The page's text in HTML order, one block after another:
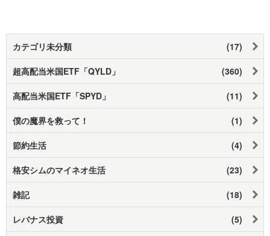
カテゴリ未分類 (17)
超高配当米国ETF「QYLD」 (360)
高配当米国ETF「SPYD」 (11)
僕の魔界を救って！ (1)
節約生活 (4)
格安シムのマイネオ生活 (23)
雑記 (18)
レバナス投資 (5)